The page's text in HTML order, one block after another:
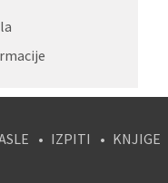
IZPITI KNJIGE